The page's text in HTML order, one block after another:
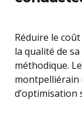
Réduire le
la qualité de
méthodique.
d’optimisation